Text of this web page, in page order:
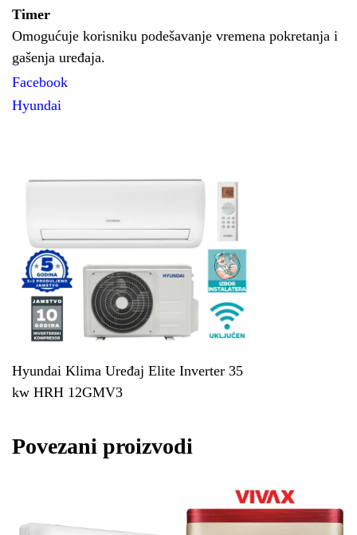
Timer
Omogućuje korisniku podešavanje vremena pokretanja i
gašenja uređaja.
Facebook
Hyundai
Hyundai Klima Uređaj Elite Inverter 35
kw HRH 12GMV3
Povezani proizvodi